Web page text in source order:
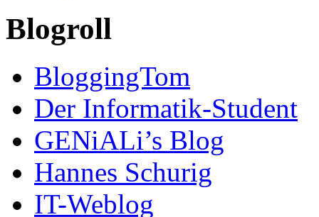
Blogroll
BloggingTom
Der Informatik-Student
GENiALi’s Blog
Hannes Schurig
IT-Weblog